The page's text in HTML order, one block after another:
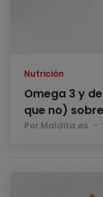
Nutrición
Omega 3 y
que no)
Por Maldita.es